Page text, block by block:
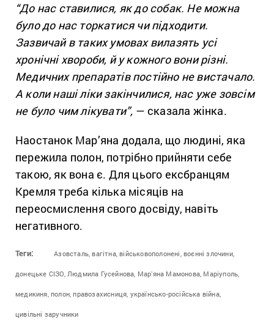
“До нас ставилися, як до собак. Не можна
було до нас торкатися чи підходити.
Зазвичай в таких умовах вилазять усі
хронічні хвороби, й у кожного вони різні.
Медичних препаратів постійно не вистачало.
А коли наші ліки закінчилися, нас уже зовсім
не було чим лікувати”, — сказала жінка.
Наостанок Мар’яна додала, що людині, яка
пережила полон, потрібно прийняти себе
такою, як вона є. Для цього ексбранцям
Кремля треба кілька місяців на
переосмислення свого досвіду, навіть
негативного.
Теги: Азовсталь, вагітна, військовополонені, воєнні злочини,
донецьке СІЗО, Людмила Гусейнова, Марʼяна Мамонова, Маріуполь,
медикиня, полон, правозахисниця, українсько-російська війна,
цивільні заручники